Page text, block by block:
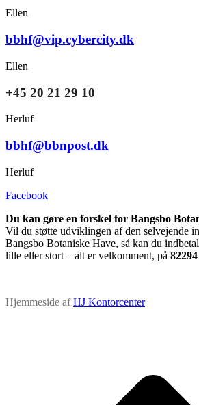
Ellen
bbhf@vip.cybercity.dk
Ellen
+45 20 21 29 10
Herluf
bbhf@bbnpost.dk
Herluf
Facebook
Du kan gøre en forskel for Bangsbo
Vil du støtte udviklingen af den selvejende
Bangsbo Botaniske Have, så kan du
lille eller stort – alt er velkomment, på 82294
Hjemmeside afHJ Kontorcenter